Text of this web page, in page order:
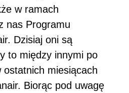
w ramach
nas Programu
Dzisiaj oni są
to między innymi po
miesiącach
Biorąc pod uwagę